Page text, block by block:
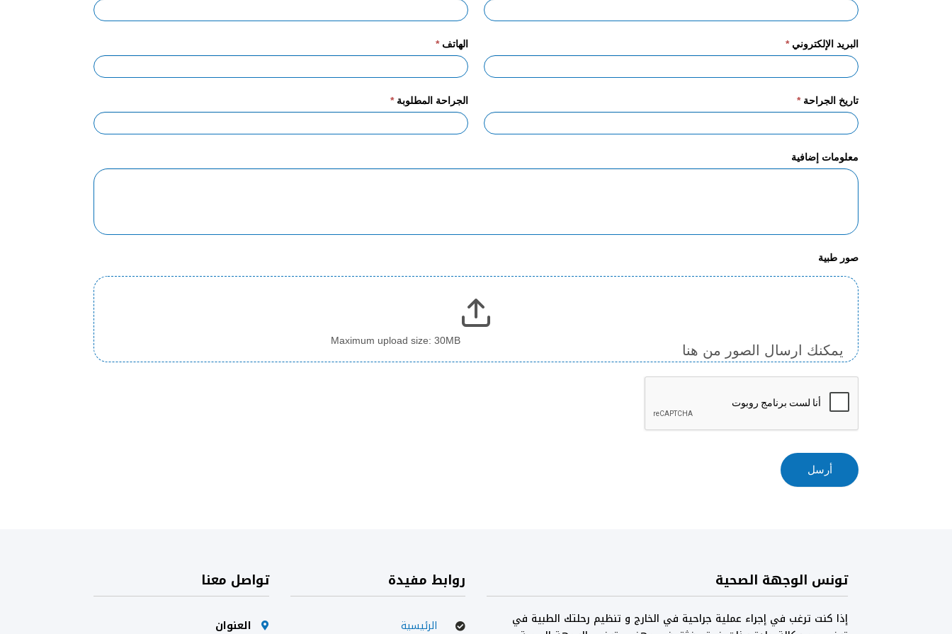
البريد الإلكتروني* الهاتف*
تاريخ الجراحة* الجراحة المطلوبة*
معلومات إضافية
صور طبية
يمكنك ارسال الصور من هنا
Maximum upload size: 30MB
أرسل
تونس الوجهة الصحية
إذا كنت ترغب في إجراء عملية جراحية في الخارج و تنظيم رحلتك الطبية في
روابط مفيدة
الرئيسية
تواصل معنا
العنوان